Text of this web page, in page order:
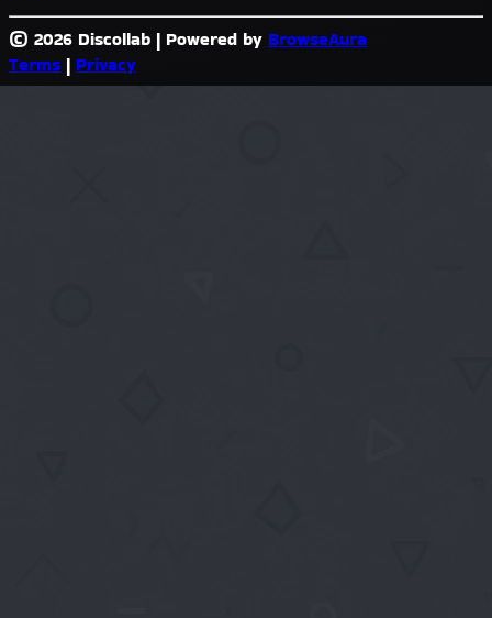
© 2026 Discollab | Powered by BrowseAura
Terms | Privacy